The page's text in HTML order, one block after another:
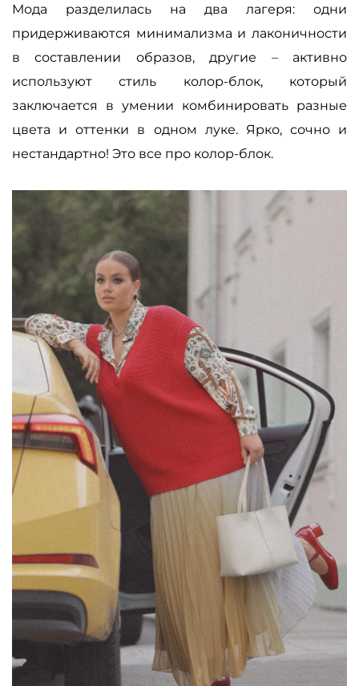
Мода разделилась на два лагеря: одни
придерживаются минимализма и лаконичности
в составлении образов, другие –активно
используют стиль колор-блок, который
заключается в умении комбинировать разные
цвета и оттенки в одном луке. Ярко, сочно и
нестандартно! Это все про колор-блок.